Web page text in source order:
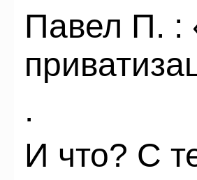
Павел П. :
.
И что? С